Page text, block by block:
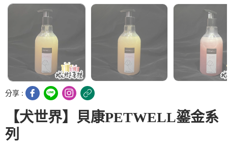
分享 :
【犬世界】貝康PETWELL鎏金系
列